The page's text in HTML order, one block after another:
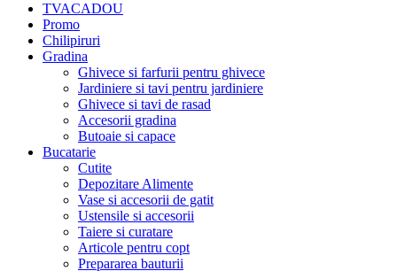
TVACADOU
Promo
Chilipiruri
Gradina
Ghivece si farfurii pentru ghivece
Jardiniere si tavi pentru jardiniere
Ghivece si tavi de rasad
Accesorii gradina
Butoaie si capace
Bucatarie
Cutite
Depozitare Alimente
Vase si accesorii de gatit
Ustensile si accesorii
Taiere si curatare
Articole pentru copt
Prepararea bauturii